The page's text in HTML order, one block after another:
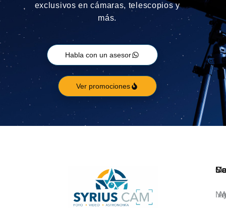
exclusivos en cámaras, telescopios y
más.
Habla con un asesor
Ver promociones